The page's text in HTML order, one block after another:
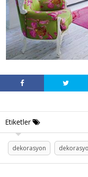
Etiketler
dekorasyon